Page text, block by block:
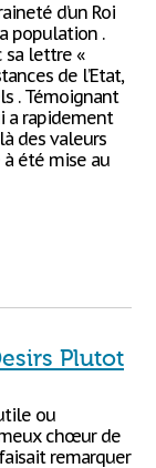
d’un Roi
population .
sa lettre «
de l’Etat,
. Témoignant
a rapidement
des valeurs
à été mise au
Plutot
ou
chœur de
faisait remarquer